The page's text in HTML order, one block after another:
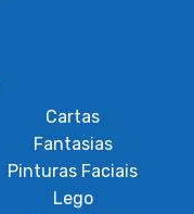
Cartas
Fantasias
Pinturas Faciais
Lego